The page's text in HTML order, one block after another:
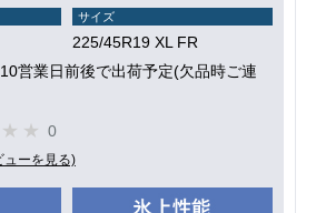
サイズ
225/45R19 XL FR
営業日前後で出荷予定(欠品時ご連
0
ューを見る)